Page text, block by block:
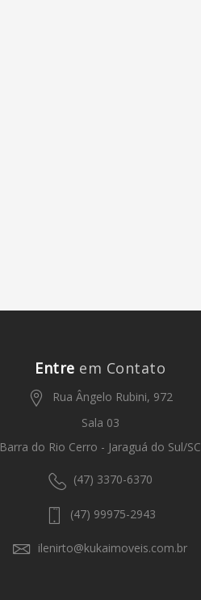
Entre em Contato
Rua Ângelo Rubini, 972
Sala 03
Barra do Rio Cerro - Jaraguá do Sul/SC
(47) 3370-6370
(47) 99975-2943
ilenirto@kukaimoveis.com.br